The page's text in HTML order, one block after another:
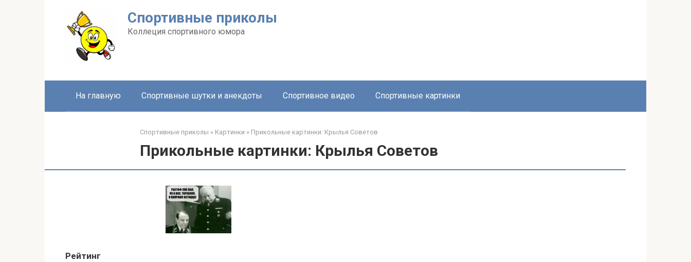
Спортивные приколы
Коллеция спортивного юмора
На главную Спортивные шутки и анекдоты Спортивное видео Спортивные картинки
Спортивные приколы » Картинки » Прикольные картинки: Крылья Советов
Прикольные картинки: Крылья Советов
Рейтинг